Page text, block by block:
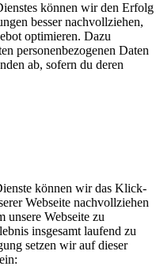
können wir den Erfolg
besser nachvollziehen,
optimieren. Dazu
personenbezogenen Daten
ab, sofern du deren
können wir das Klick-
Webseite nachvollziehen
unsere Webseite zu
insgesamt laufend zu
setzen wir auf dieser